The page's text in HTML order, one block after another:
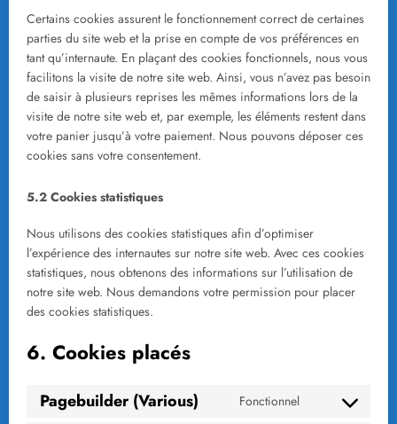
Certains cookies assurent le fonctionnement correct de certaines
parties du site web et la prise en compte de vos préférences en
tant qu’internaute. En plaçant des cookies fonctionnels, nous vous
facilitons la visite de notre site web. Ainsi, vous n’avez pas besoin
de saisir à plusieurs reprises les mêmes informations lors de la
visite de notre site web et, par exemple, les éléments restent dans
votre panier jusqu’à votre paiement. Nous pouvons déposer ces
cookies sans votre consentement.
5.2 Cookies statistiques
Nous utilisons des cookies statistiques afin d’optimiser
l’expérience des internautes sur notre site web. Avec ces cookies
statistiques, nous obtenons des informations sur l’utilisation de
notre site web. Nous demandons votre permission pour placer
des cookies statistiques.
6. Cookies placés
Pagebuilder (Various) Fonctionnel
Consent